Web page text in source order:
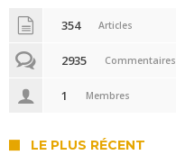
354 Articles
2935 Commentaires
1 Membres
LE PLUS RÉCENT